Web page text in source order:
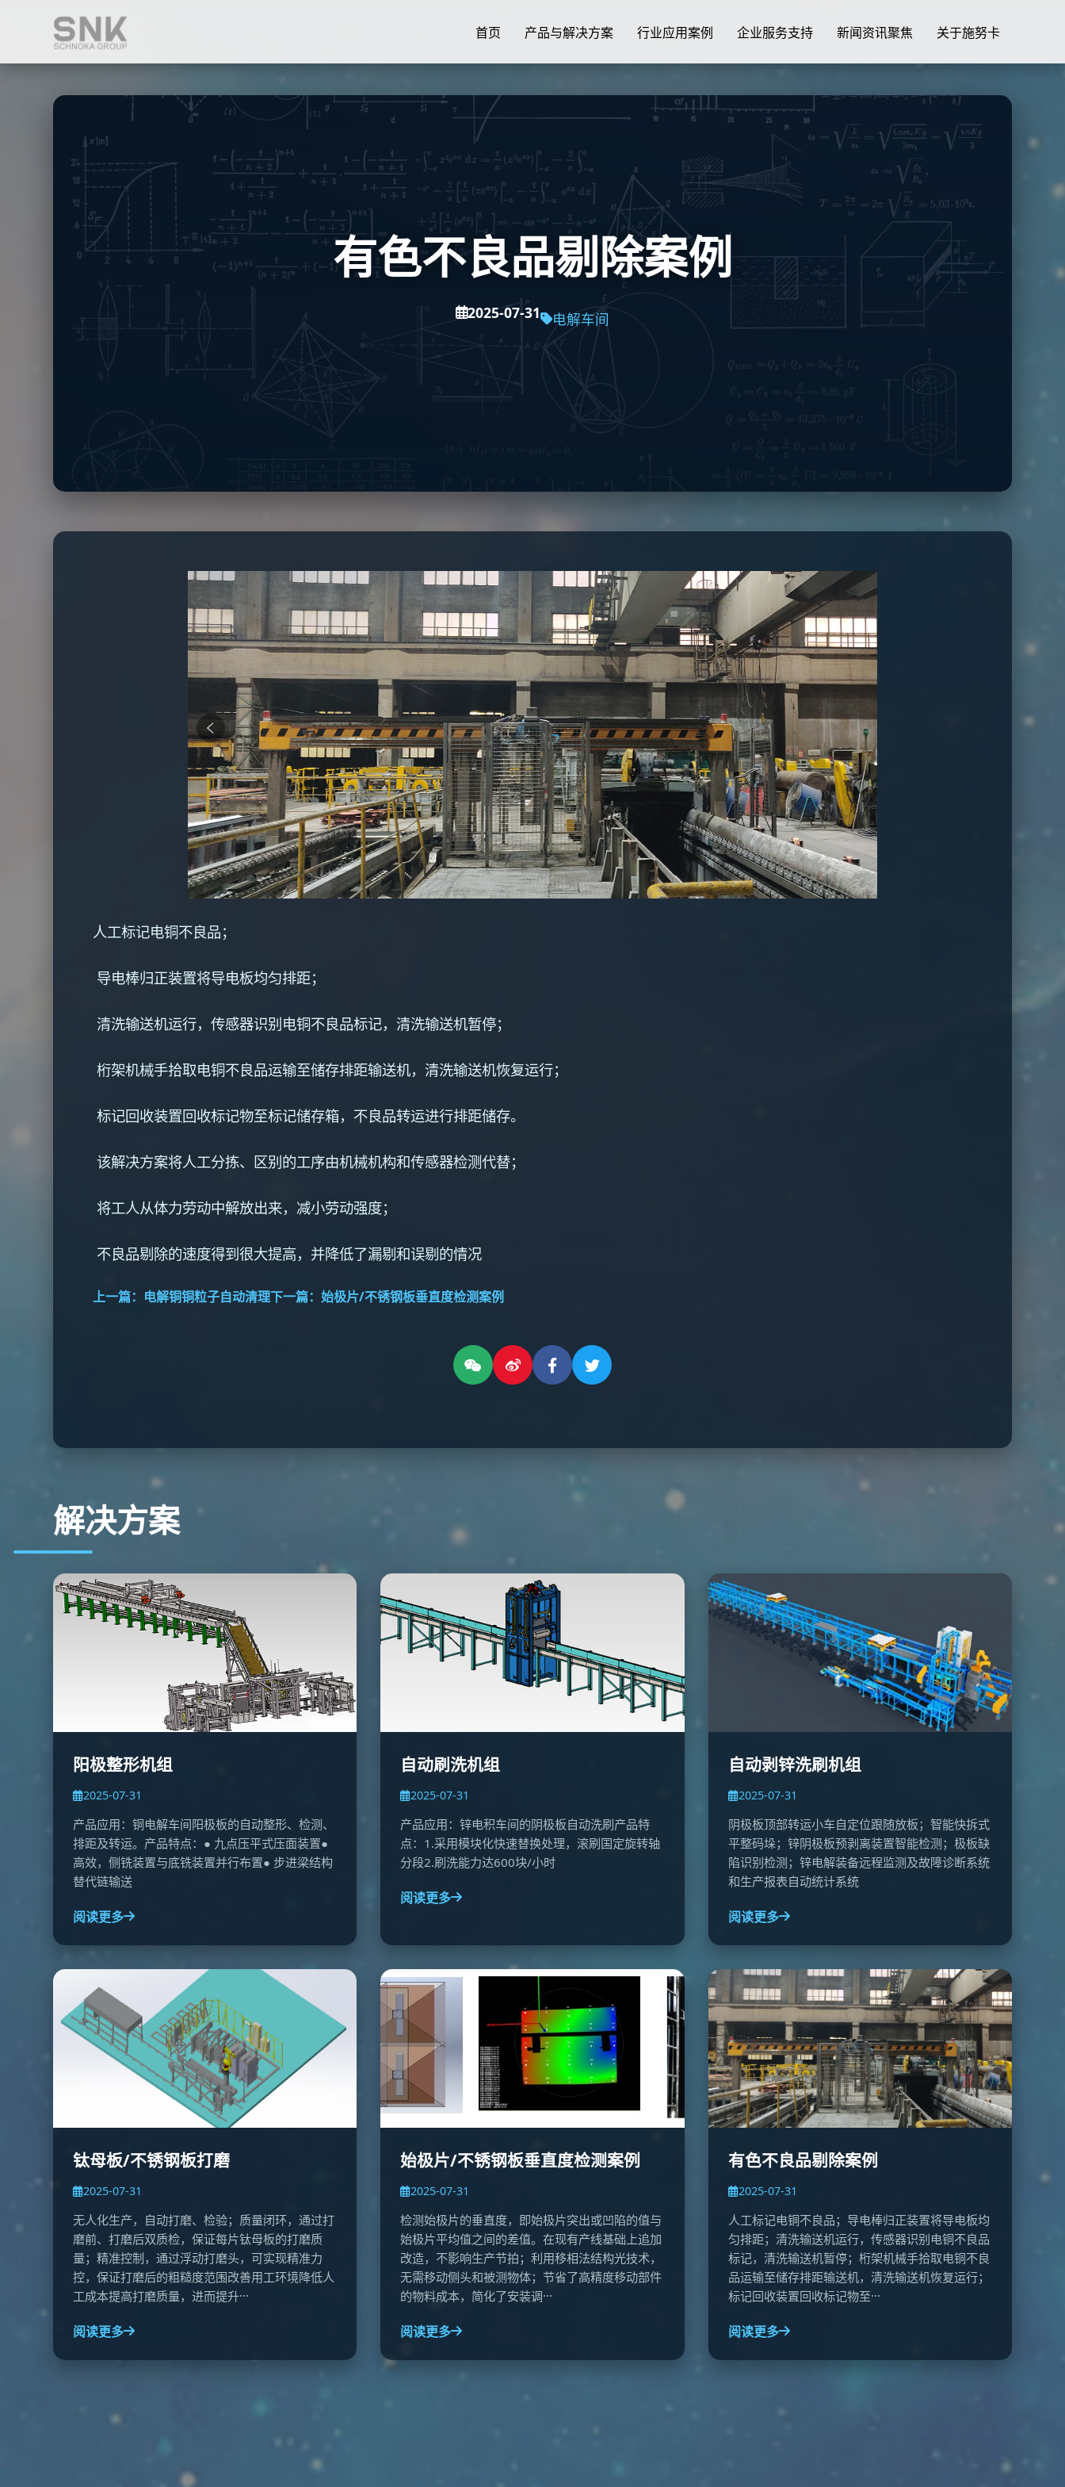
首页 产品与解决方案 行业应用案例 企业服务支持 新闻资讯聚焦 关于施努卡
有色不良品剔除案例
2025-07-31 电解车间
人工标记电铜不良品；
导电棒归正装置将导电板均匀排距；
清洗输送机运行，传感器识别电铜不良品标记，清洗输送机暂停；
桁架机械手拾取电铜不良品运输至储存排距输送机，清洗输送机恢复运行；
标记回收装置回收标记物至标记储存箱，不良品转运进行排距储存。
该解决方案将人工分拣、区别的工序由机械机构和传感器检测代替；
将工人从体力劳动中解放出来，减小劳动强度；
不良品剔除的速度得到很大提高，并降低了漏剔和误剔的情况
上一篇： 电解铜铜粒子自动清理下一篇：始极片/不锈钢板垂直度检测案例
解决方案
阳极整形机组
2025-07-31
产品应用：铜电解车间阳极板的自动整形、检测、
排距及转运。产品特点：● 九点压平式压面装置●
高效，侧铣装置与底铣装置并行布置● 步进梁结构
替代链输送
阅读更多
自动刷洗机组
2025-07-31
产品应用：锌电积车间的阴极板自动洗刷产品特
点：1.采用模块化快速替换处理，滚刷国定旋转轴
分段2.刷洗能力达600块/小时
阅读更多
自动剥锌洗刷机组
2025-07-31
阴极板顶部转运小车自定位跟随放板；智能快拆式
平整码垛；锌阴极板预剥离装置智能检测；极板缺
陷识别检测；锌电解装备远程监测及故障诊断系统
和生产报表自动统计系统
阅读更多
钛母板/不锈钢板打磨
2025-07-31
无人化生产，自动打磨、检验；质量闭环，通过打
磨前、打磨后双质检，保证每片钛母板的打磨质
量；精准控制，通过浮动打磨头，可实现精准力
控，保证打磨后的粗糙度范围改善用工环境降低人
工成本提高打磨质量，进而提升···
阅读更多
始极片/不锈钢板垂直度检测案例
2025-07-31
检测始极片的垂直度，即始极片突出或凹陷的值与
始极片平均值之间的差值。在现有产线基础上追加
改造，不影响生产节拍；利用移相法结构光技术，
无需移动侧头和被测物体；节省了高精度移动部件
的物料成本，简化了安装调···
阅读更多
有色不良品剔除案例
2025-07-31
人工标记电铜不良品；导电棒归正装置将导电板均
匀排距；清洗输送机运行，传感器识别电铜不良品
标记，清洗输送机暂停；桁架机械手拾取电铜不良
品运输至储存排距输送机，清洗输送机恢复运行；
标记回收装置回收标记物至···
阅读更多